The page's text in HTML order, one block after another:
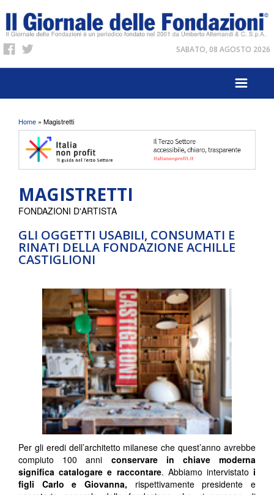
SABATO, 08 AGOSTO 2026
Tu sei qui
Home » Magistretti
MAGISTRETTI
GLI OGGETTI USABILI, CONSUMATI E
RINATI DELLA FONDAZIONE ACHILLE
CASTIGLIONI
FONDAZIONI D'ARTISTA
Per gli eredi dell’architetto milanese che quest’anno avrebbe
compiuto 100 anni conservare in chiave moderna
significa catalogare e raccontare. Abbiamo intervistato i
figli Carlo e Giovanna, rispettivamente presidente e